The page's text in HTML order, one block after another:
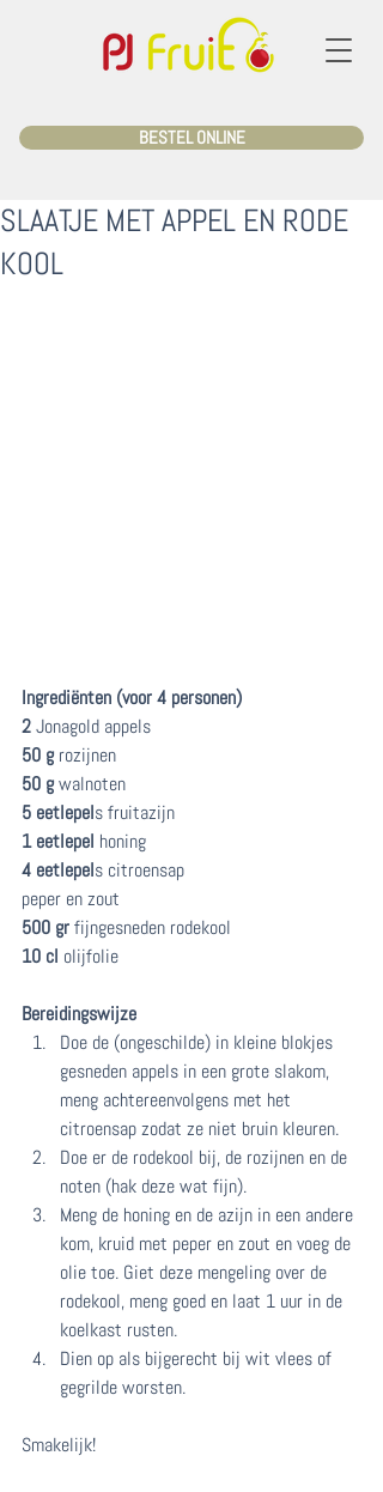
BESTEL ONLINE
SLAATJE MET APPEL EN RODE
KOOL
Ingrediënten (voor 4 personen)
2 Jonagold appels
50 g rozijnen
50 g walnoten
5 eetlepels fruitazijn
1 eetlepel honing
4 eetlepels citroensap
peper en zout
500 gr fijngesneden rodekool
10 cl olijfolie
Bereidingswijze
Doe de (ongeschilde) in kleine blokjes
gesneden appels in een grote slakom,
meng achtereenvolgens met het
citroensap zodat ze niet bruin kleuren.
Doe er de rodekool bij, de rozijnen en de
noten (hak deze wat fijn).
Meng de honing en de azijn in een andere
kom, kruid met peper en zout en voeg de
olie toe. Giet deze mengeling over de
rodekool, meng goed en laat 1 uur in de
koelkast rusten.
Dien op als bijgerecht bij wit vlees of
gegrilde worsten.
Smakelijk!